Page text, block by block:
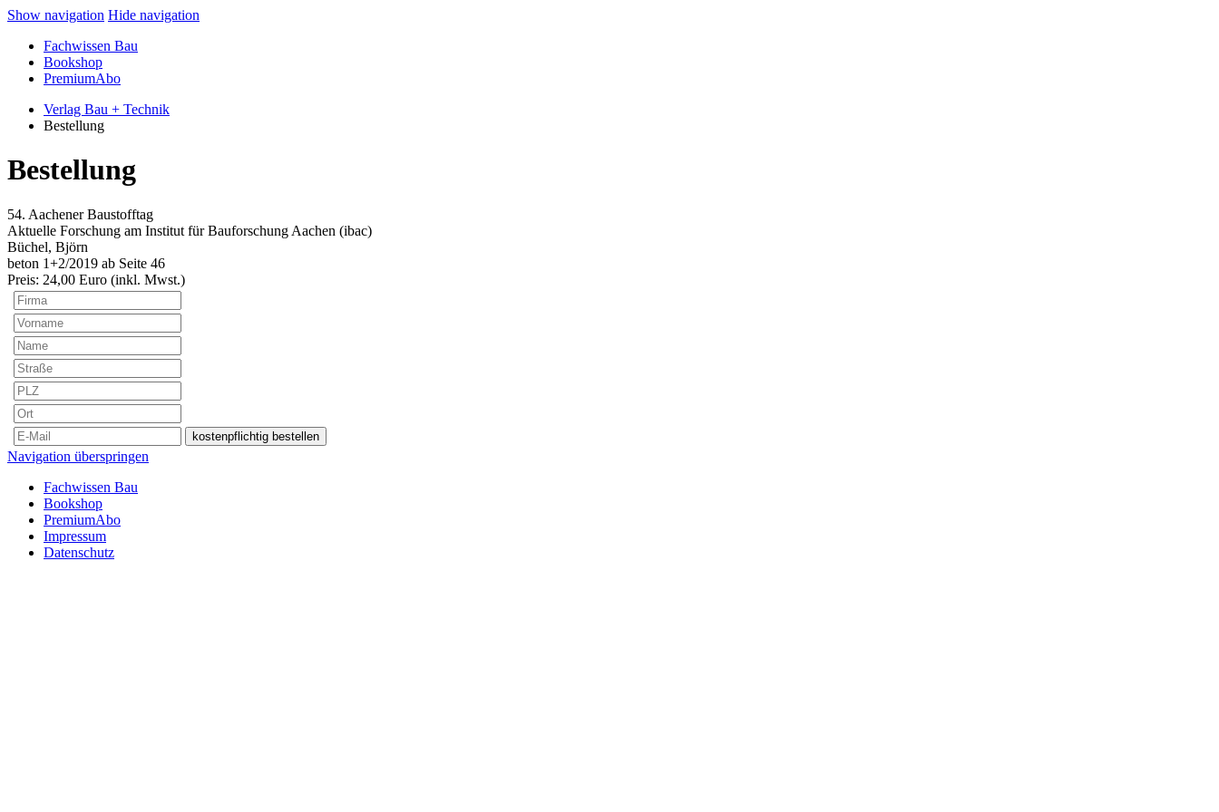
Show navigation Hide navigation
Fachwissen Bau
Bookshop
PremiumAbo
Verlag Bau + Technik
Bestellung
Bestellung
54. Aachener Baustofftag
Aktuelle Forschung am Institut für Bauforschung Aachen (ibac)
Büchel, Björn
beton 1+2/2019 ab Seite 46
Preis: 24,00 Euro (inkl. Mwst.)
Navigation überspringen
Fachwissen Bau
Bookshop
PremiumAbo
Impressum
Datenschutz